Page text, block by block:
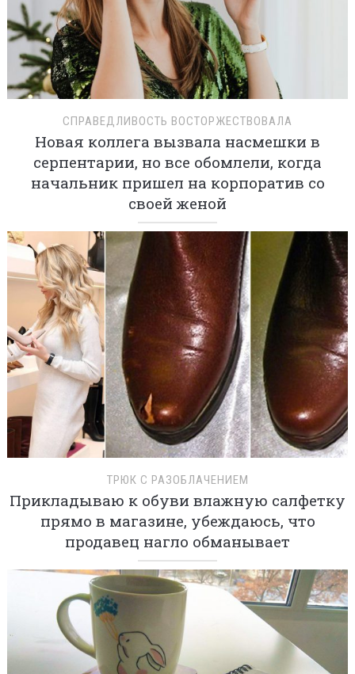
СПРАВЕДЛИВОСТЬ ВОСТОРЖЕСТВОВАЛА
Новая коллега вызвала насмешки в
серпентарии, но все обомлели, когда
начальник пришел на корпоратив со
своей женой
ТРЮК С РАЗОБЛАЧЕНИЕМ
Прикладываю к обуви влажную салфетку
прямо в магазине, убеждаюсь, что
продавец нагло обманывает